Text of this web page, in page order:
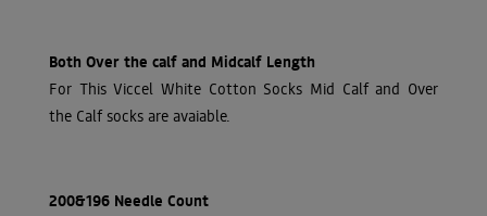
Both Over the calf and Midcalf Length
For This Viccel White Cotton Socks Mid Calf and Over
the Calf socks are avaiable.
200&196 Needle Count